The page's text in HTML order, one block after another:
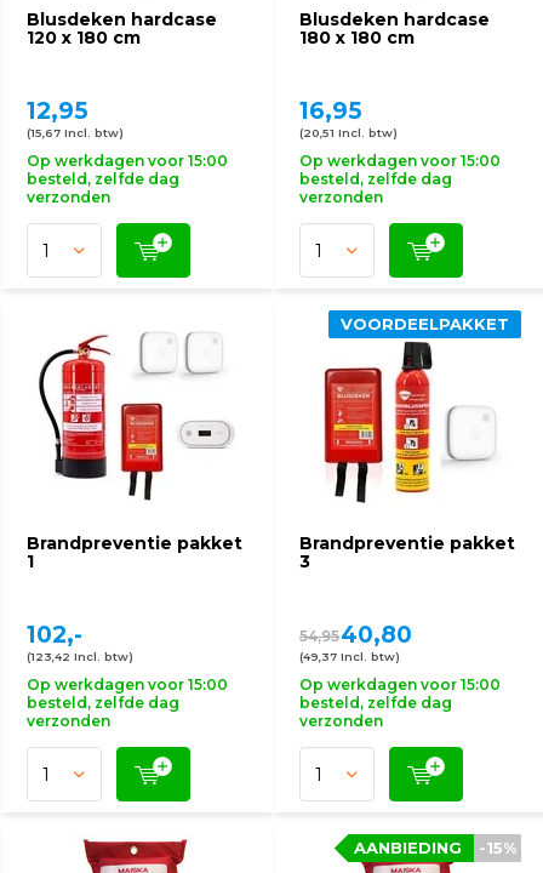
Blusdeken hardcase
120 x 180 cm
12,95
(15,67 Incl. btw)
Op werkdagen voor 15:00
besteld, zelfde dag
verzonden
Blusdeken hardcase
180 x 180 cm
16,95
(20,51 Incl. btw)
Op werkdagen voor 15:00
besteld, zelfde dag
verzonden
Brandpreventie pakket
1
102,-
(123,42 Incl. btw)
Op werkdagen voor 15:00
besteld, zelfde dag
verzonden
Brandpreventie pakket
3
VOORDEELPAKKET
54,9540,80
(49,37 Incl. btw)
Op werkdagen voor 15:00
besteld, zelfde dag
verzonden
-15%
AANBIEDING